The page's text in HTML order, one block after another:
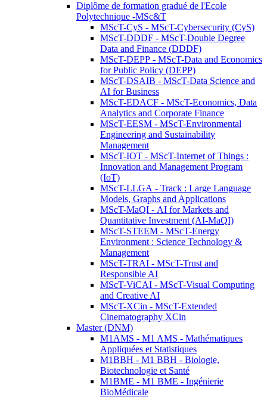
Diplôme de formation gradué de l'Ecole
Polytechnique -MSc&T
MScT-CyS - MScT-Cybersecurity (CyS)
MScT-DDDF - MScT-Double Degree
Data and Finance (DDDF)
MScT-DEPP - MScT-Data and Economics
for Public Policy (DEPP)
MScT-DSAIB - MScT-Data Science and
AI for Business
MScT-EDACF - MScT-Economics, Data
Analytics and Corporate Finance
MScT-EESM - MScT-Environmental
Engineering and Sustainability
Management
MScT-IOT - MScT-Internet of Things :
Innovation and Management Program
(IoT)
MScT-LLGA - Track : Large Language
Models, Graphs and Applications
MScT-MaQI - AI for Markets and
Quantitative Investment (AI-MaQI)
MScT-STEEM - MScT-Energy
Environment : Science Technology &
Management
MScT-TRAI - MScT-Trust and
Responsible AI
MScT-ViCAI - MScT-Visual Computing
and Creative AI
MScT-XCin - MScT-Extended
Cinematography XCin
Master (DNM)
M1AMS - M1 AMS - Mathématiques
Appliquées et Statistiques
M1BBH - M1 BBH - Biologie,
Biotechnologie et Santé
M1BME - M1 BME - Ingénierie
BioMédicale